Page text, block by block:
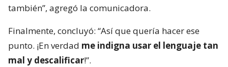
también”, agregó la comunicadora.
Finalmente, concluyó: “Así que quería hacer ese
punto. ¡En verdad me indigna usar el lenguaje tan
mal y descalificar!”.